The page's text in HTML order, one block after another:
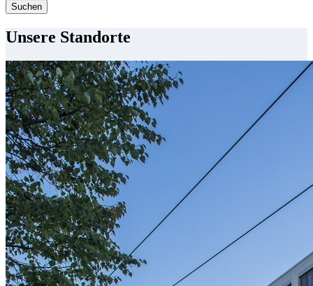
Suchen
Unsere Standorte